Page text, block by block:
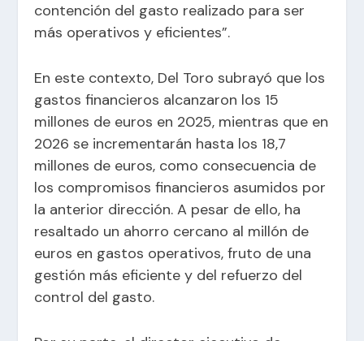
contención del gasto realizado para ser
más operativos y eficientes”.
En este contexto, Del Toro subrayó que los
gastos financieros alcanzaron los 15
millones de euros en 2025, mientras que en
2026 se incrementarán hasta los 18,7
millones de euros, como consecuencia de
los compromisos financieros asumidos por
la anterior dirección. A pesar de ello, ha
resaltado un ahorro cercano al millón de
euros en gastos operativos, fruto de una
gestión más eficiente y del refuerzo del
control del gasto.